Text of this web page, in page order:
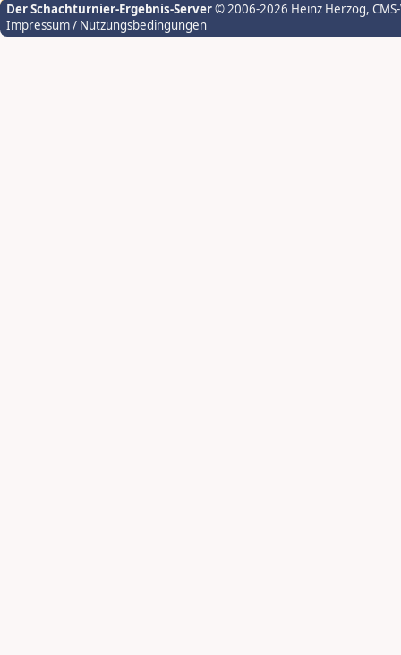
Der Schachturnier-Ergebnis-Server© 2006-2026 Heinz Herzog,
Impressum / Nutzungsbedingungen